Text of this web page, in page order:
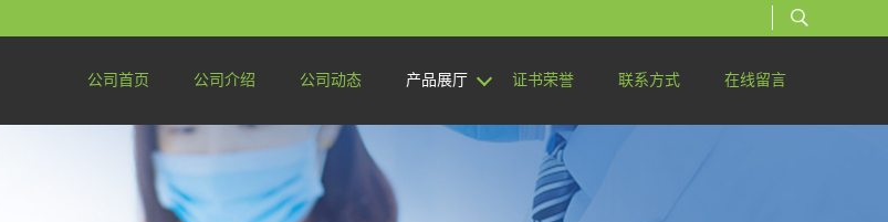
公司首页 公司介绍 公司动态 产品展厅 证书荣誉 联系方式 在线留言